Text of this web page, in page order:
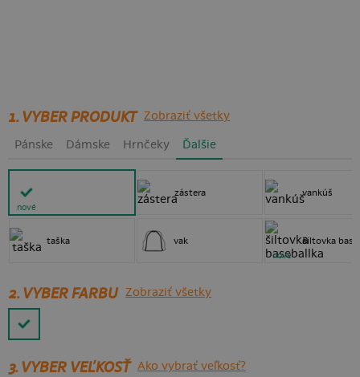
1. VYBER PRODUKT Zobraziť všetky
Pánske Dámske Hrnčeky Ďalšie
nové
taška
zástera
vak
vankúš
šiltovka
nové
2. VYBER FARBU Zobraziť všetky
3.VYBER VEĽKOSŤ Ako vybrať veľkosť?